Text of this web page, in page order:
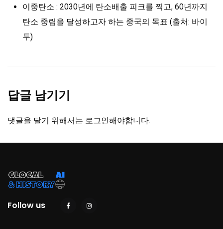
이중탄소 : 2030년에 탄소배출 피크를 찍고, 60년까지
탄소 중립을 달성하고자 하는 중국의 목표 (출처: 바이
두)
답글 남기기
댓글을 달기 위해서는 로그인해야합니다.
Follow us